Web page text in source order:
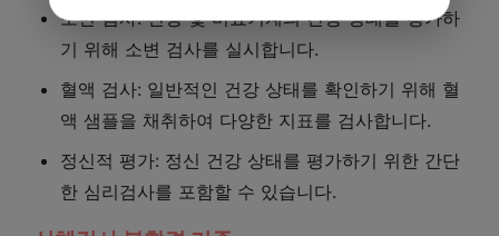
소변 검사: 신장 및 비뇨기계의 건강 상태를 평가하
기 위해 소변 검사를 실시합니다.
혈액 검사: 일반적인 건강 상태를 확인하기 위해 혈
액 샘플을 채취하여 다양한 지표를 검사합니다.
정신적 평가: 정신 건강 상태를 평가하기 위한 간단
한 심리검사를 포함할 수 있습니다.